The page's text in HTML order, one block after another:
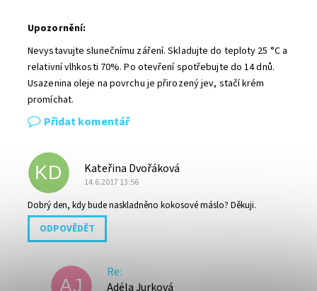
Upozornění:
Nevystavujte slunečnímu záření. Skladujte do teploty 25 °C a
relativní vlhkosti 70%. Po otevření spotřebujte do 14 dnů.
Usazenina oleje na povrchu je přirozený jev, stačí krém
promíchat.
Přidat komentář
KD Kateřina Dvořáková
14.6.2017 13:56
Dobrý den, kdy bude naskladněno kokosové máslo? Děkuji.
ODPOVĚDĚT
AJ
Re:
Adéla Jurková